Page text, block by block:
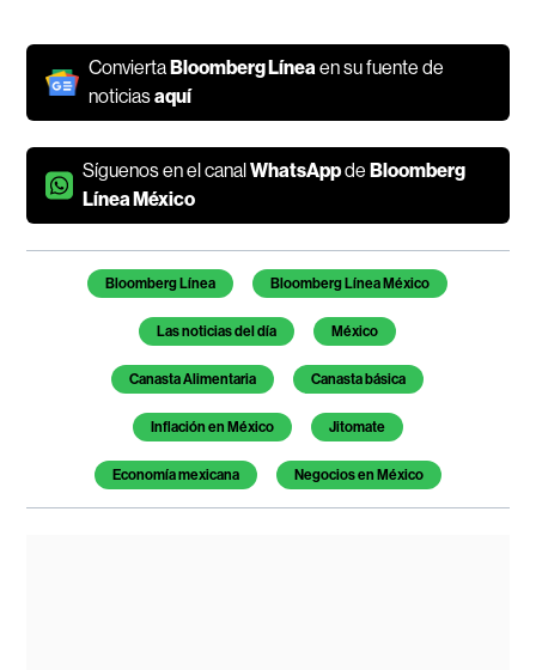
ConviertaBloomberg Líneaen su fuente de
noticiasaquí
Síguenos en el canalWhatsAppdeBloomberg
Línea México
Temas de este artículo
Bloomberg Línea Bloomberg Línea México
Las noticias del día México
Canasta Alimentaria Canasta básica
Inflación en México Jitomate
Economía mexicana Negocios en México